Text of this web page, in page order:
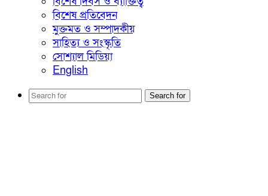
বিশেষ প্রতিবেদন
মুক্তমত ও সম্পাদকীয়
সাহিত্য ও সংস্কৃতি
সোশ্যাল মিডিয়া
English
Search for